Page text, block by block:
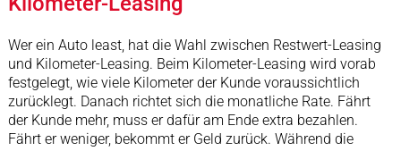
Wer ein Auto least, hat die Wahl zwischen Restwert-Leasing
und Kilometer-Leasing. Beim Kilometer-Leasing wird vorab
festgelegt, wie viele Kilometer der Kunde voraussichtlich
zurücklegt. Danach richtet sich die monatliche Rate. Fährt
der Kunde mehr, muss er dafür am Ende extra bezahlen.
Fährt er weniger, bekommt er Geld zurück. Während die